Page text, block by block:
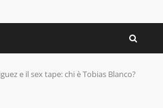
e il sex tape: chi è Tobias Blanco?